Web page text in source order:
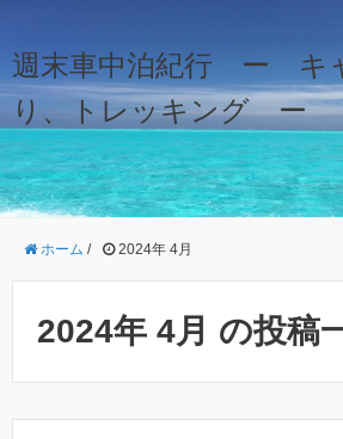
週末車中泊紀行 ー キ
り、トレッキング ー
ホーム / 2024年 4月
2024年 4月 の投稿